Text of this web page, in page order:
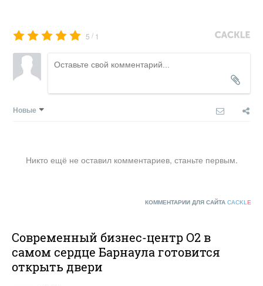
5 / 1
Новые
Никто ещё не оставил комментариев, станьте первым.
КОММЕНТАРИИ ДЛЯ САЙТА CACKLE
Современный бизнес-центр О2 в
самом сердце Барнаула готовится
открыть двери